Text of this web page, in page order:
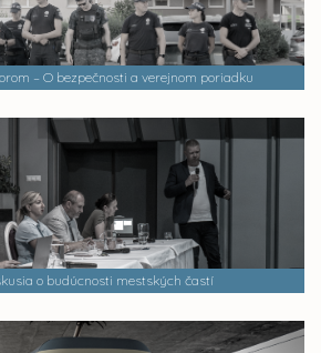
– O bezpečnosti a verejnom poriadku
o budúcnosti mestských častí